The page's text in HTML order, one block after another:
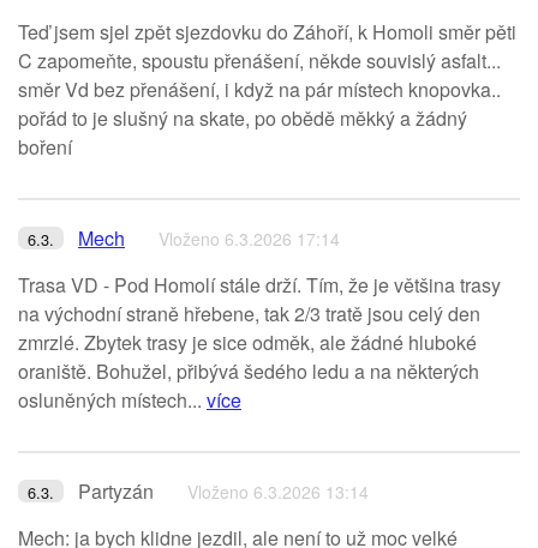
Teď jsem sjel zpět sjezdovku do Záhoří, k Homoli směr pěti
C zapomeňte, spoustu přenášení, někde souvislý asfalt...
směr Vd bez přenášení, i když na pár místech knopovka..
pořád to je slušný na skate, po obědě měkký a žádný
boření
6.3. Mech Vloženo 6.3.2026 17:14
Trasa VD - Pod Homolí stále drží. Tím, že je většina trasy
na východní straně hřebene, tak 2/3 tratě jsou celý den
zmrzlé. Zbytek trasy je sice odměk, ale žádné hluboké
oraniště. Bohužel, přibývá šedého ledu a na některých
osluněných místech... více
6.3. Partyzán Vloženo 6.3.2026 13:14
Mech: ja bych klidne jezdil, ale není to už moc velké